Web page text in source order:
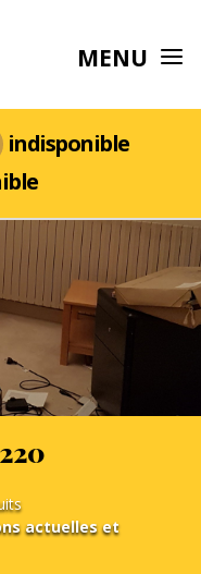
MENU
indisponible
actuelles et